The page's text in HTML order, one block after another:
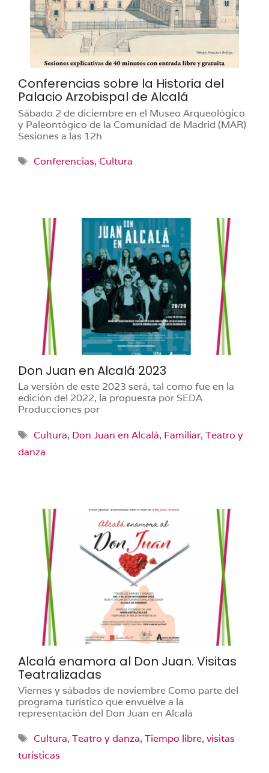
Conferencias sobre la Historia del
Palacio Arzobispal de Alcalá
Sábado 2 de diciembre en el Museo Arqueológico
y Paleontógico de la Comunidad de Madrid (MAR)
Sesiones a las 12h
Etiquetas
Conferencias, Cultura
Don Juan en Alcalá 2023
La versión de este 2023 será, tal como fue en la
edición del 2022, la propuesta por SEDA
Producciones por
Etiquetas
Cultura, Don Juan en Alcalá, Familiar, Teatro y
danza
Alcalá enamora al Don Juan. Visitas
Teatralizadas
Viernes y sábados de noviembre Como parte del
programa turístico que envuelve a la
representación del Don Juan en Alcalá
Etiquetas
Cultura, Teatro y danza, Tiempo libre, visitas
turisticas